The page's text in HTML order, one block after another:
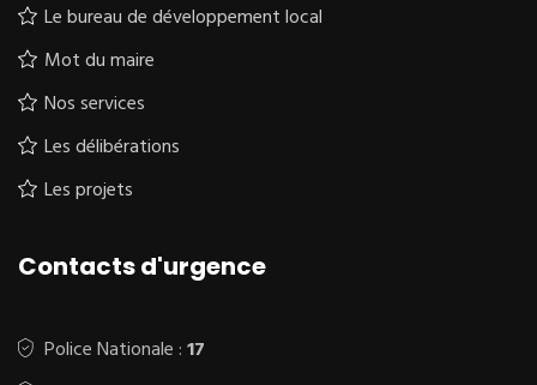
Le bureau de développement local
Mot du maire
Nos services
Les délibérations
Les projets
Contacts d'urgence
Police Nationale :17